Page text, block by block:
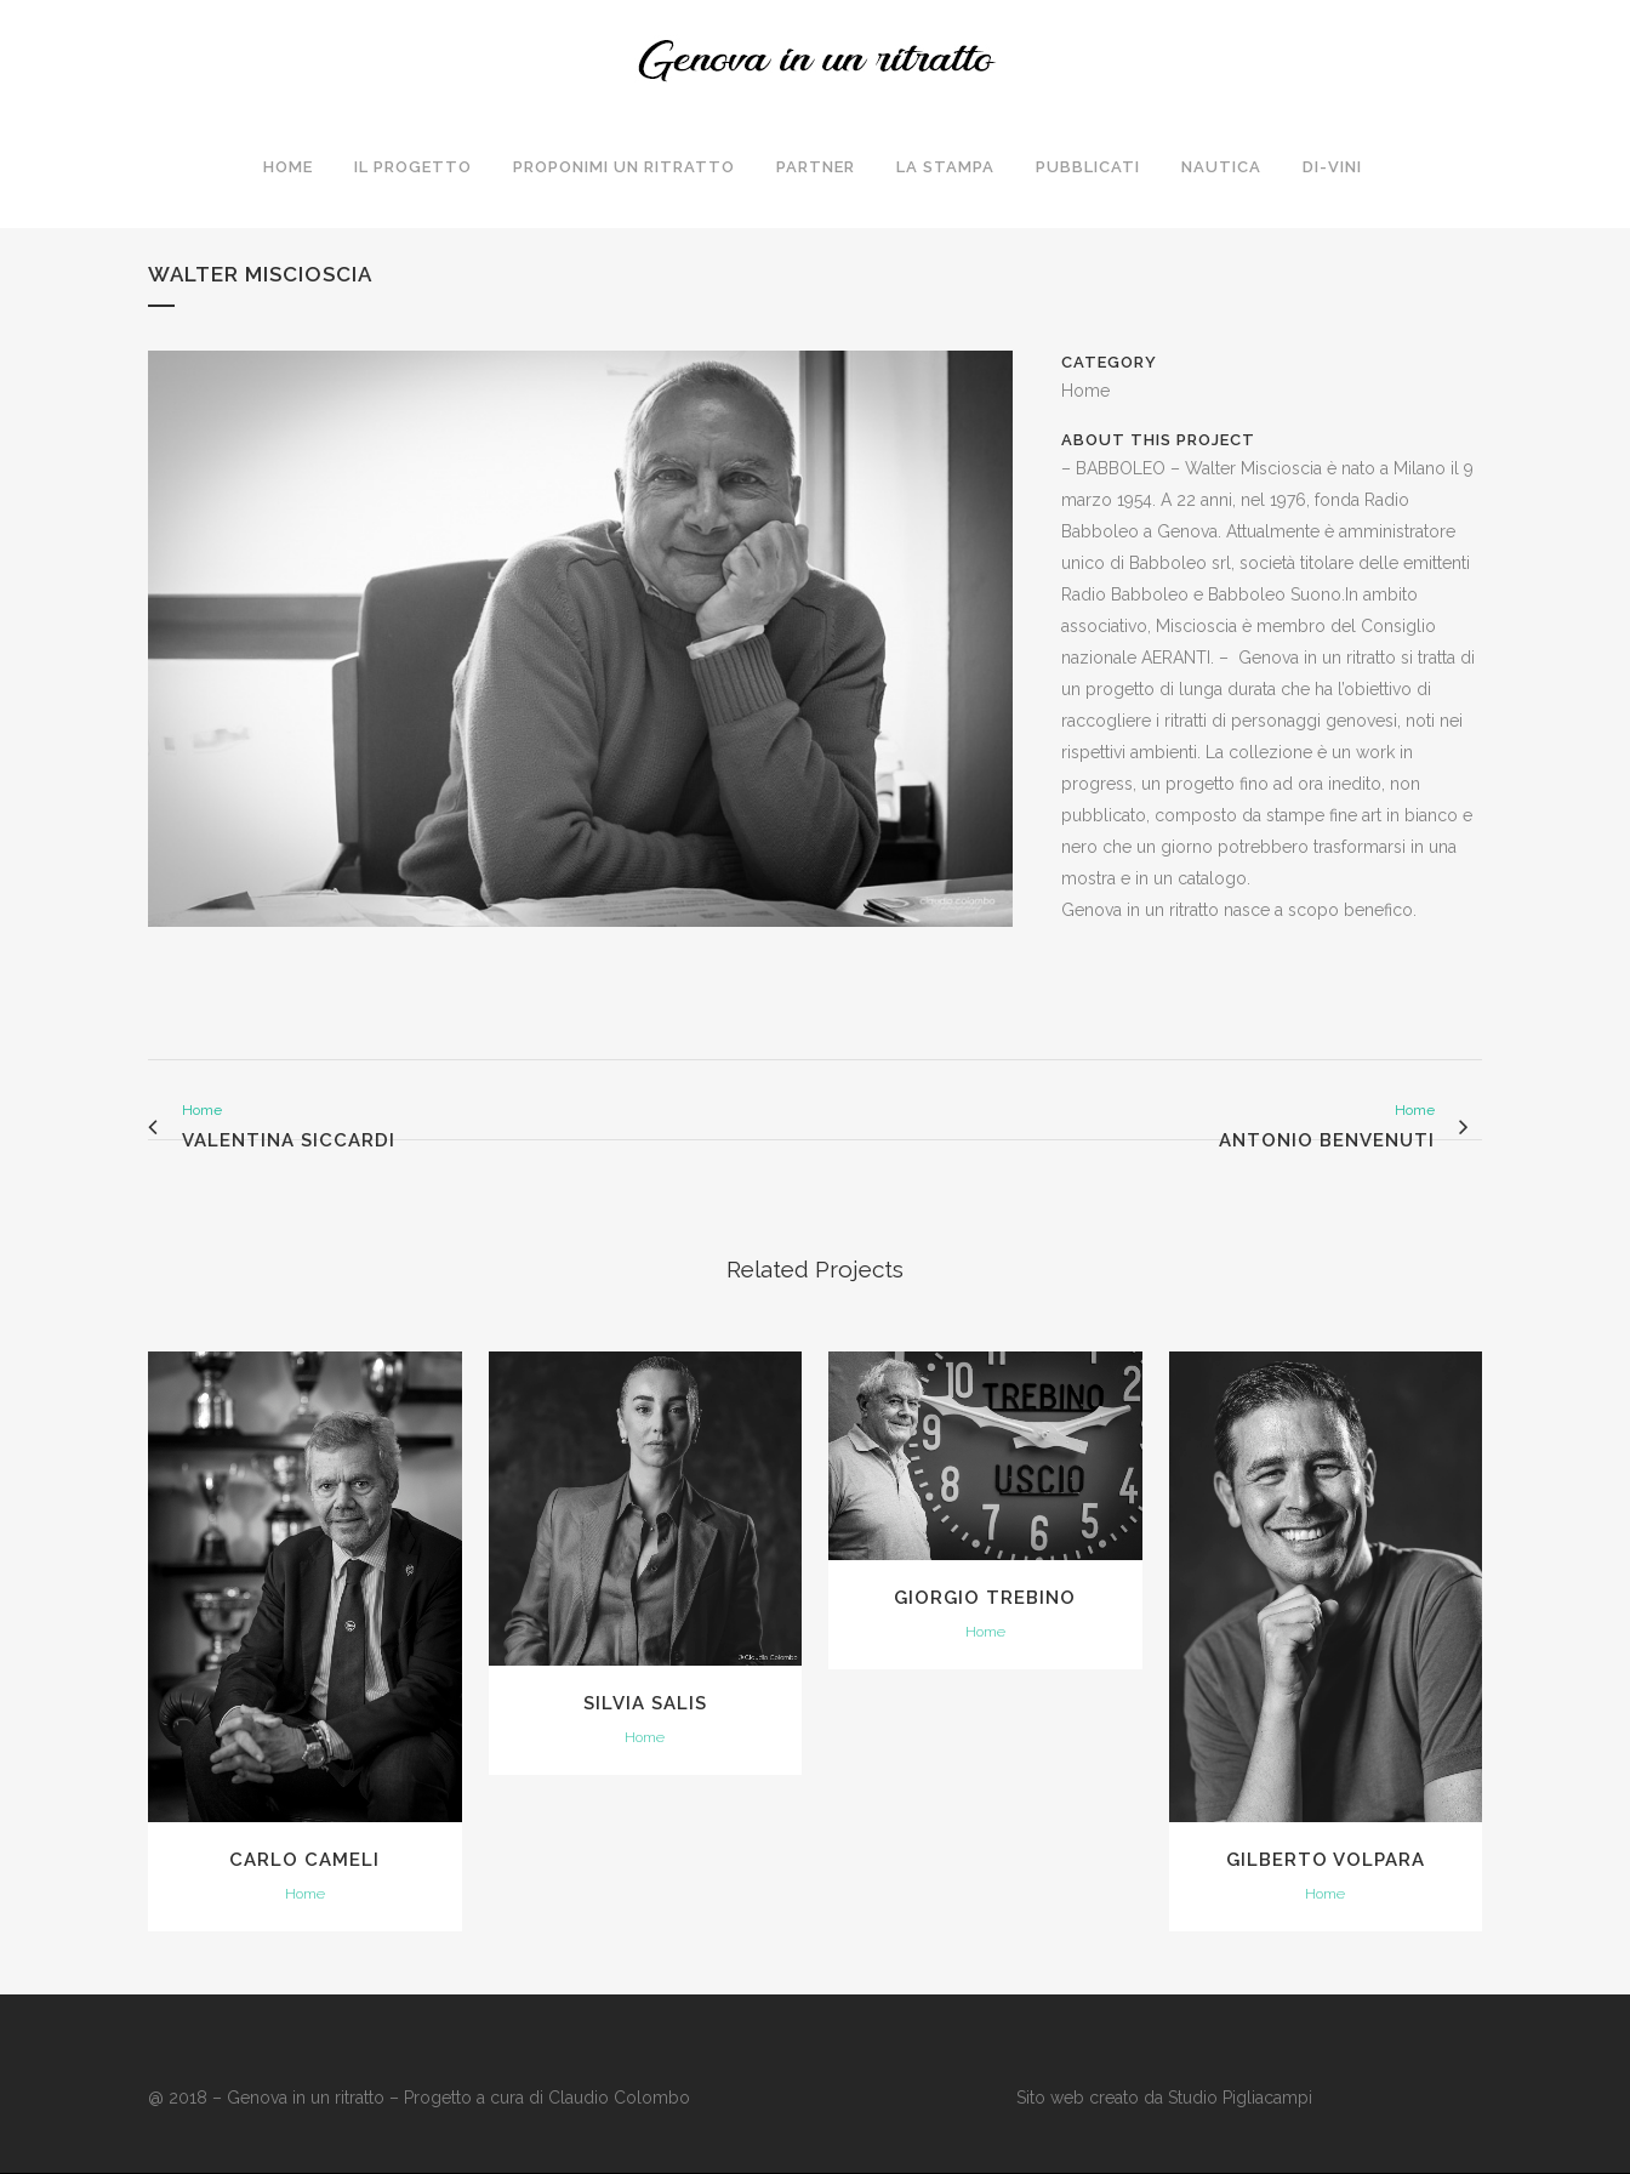
HOME IL PROGETTO PROPONIMI UN RITRATTO PARTNER LA STAMPA PUBBLICATI NAUTICA DI-VINI
WALTER MISCIOSCIA
CATEGORY
Home
ABOUT THIS PROJECT
– BABBOLEO – Walter Miscioscia è nato a Milano il 9
marzo 1954. A 22 anni, nel 1976, fonda Radio
Babboleo a Genova. Attualmente è amministratore
unico di Babboleo srl, società titolare delle emittenti
Radio Babboleo e Babboleo Suono.In ambito
associativo, Miscioscia è membro del Consiglio
nazionale AERANTI. – Genova in un ritratto si tratta di
un progetto di lunga durata che ha l’obiettivo di
raccogliere i ritratti di personaggi genovesi, noti nei
rispettivi ambienti. La collezione è un work in
progress, un progetto fino ad ora inedito, non
pubblicato, composto da stampe fine art in bianco e
nero che un giorno potrebbero trasformarsi in una
mostra e in un catalogo.
Genova in un ritratto nasce a scopo benefico.
Home
VALENTINA SICCARDI
Home
ANTONIO BENVENUTI
Related Projects
VIEW
CARLO CAMELI
Home
VIEW
SILVIA SALIS
Home
GIORGIO TREBINO
Home
VIEW
GILBERTO VOLPARA
Home
@ 2018 – Genova in un ritratto – Progetto a cura di Claudio Colombo Sito web creato daStudio Pigliacampi